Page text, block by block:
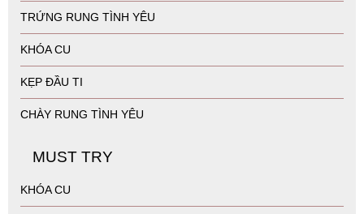
TRỨNG RUNG TÌNH YÊU
KHÓA CU
KẸP ĐẦU TI
CHÀY RUNG TÌNH YÊU
MUST TRY
KHÓA CU